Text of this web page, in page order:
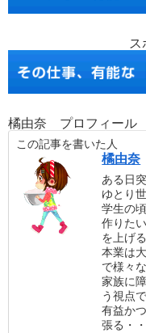
ス
橘由奈 プロフィール
この記事を書いた人
橘由奈
ある日
ゆとり
学生の
作りた
を上げる
本業は
で様々
家族に
う視点
有益か
張る・